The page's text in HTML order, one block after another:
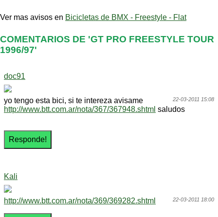
Ver mas avisos en Bicicletas de BMX - Freestyle - Flat
COMENTARIOS DE 'GT PRO FREESTYLE TOUR
1996/97'
doc91
22-03-2011 15:08
yo tengo esta bici, si te intereza avisame
http://www.btt.com.ar/nota/367/367948.shtml saludos
Kali
22-03-2011 18:00
http://www.btt.com.ar/nota/369/369282.shtml